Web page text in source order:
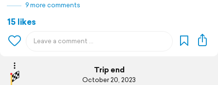
9 more comments
15 likes
Trip end
October 20, 2023